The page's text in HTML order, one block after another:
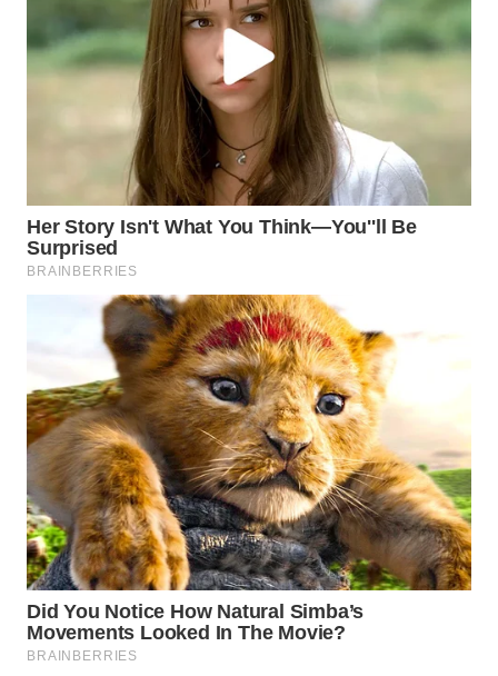
WN
INDRAMAYU
WN
MAJALENGKA
SUKABUMI
WN
PURWAKARTA
WN
PRIANGAN
TIMUR
WN
SEMARANG